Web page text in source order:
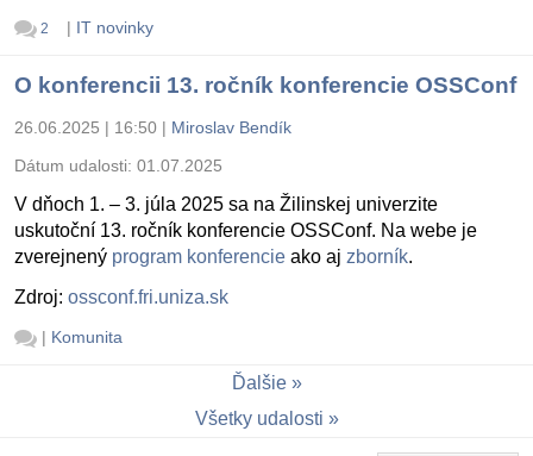
2 | IT novinky
O konferencii 13. ročník konferencie OSSConf
26.06.2025 | 16:50 | Miroslav Bendík
Dátum udalosti: 01.07.2025
V dňoch 1. – 3. júla 2025 sa na Žilinskej univerzite
uskutoční 13. ročník konferencie OSSConf. Na webe je
zverejnený program konferencie ako aj zborník.
Zdroj: ossconf.fri.uniza.sk
| Komunita
Ďalšie
Všetky udalosti